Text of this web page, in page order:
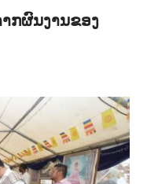
ກຜົນງານຂອງ